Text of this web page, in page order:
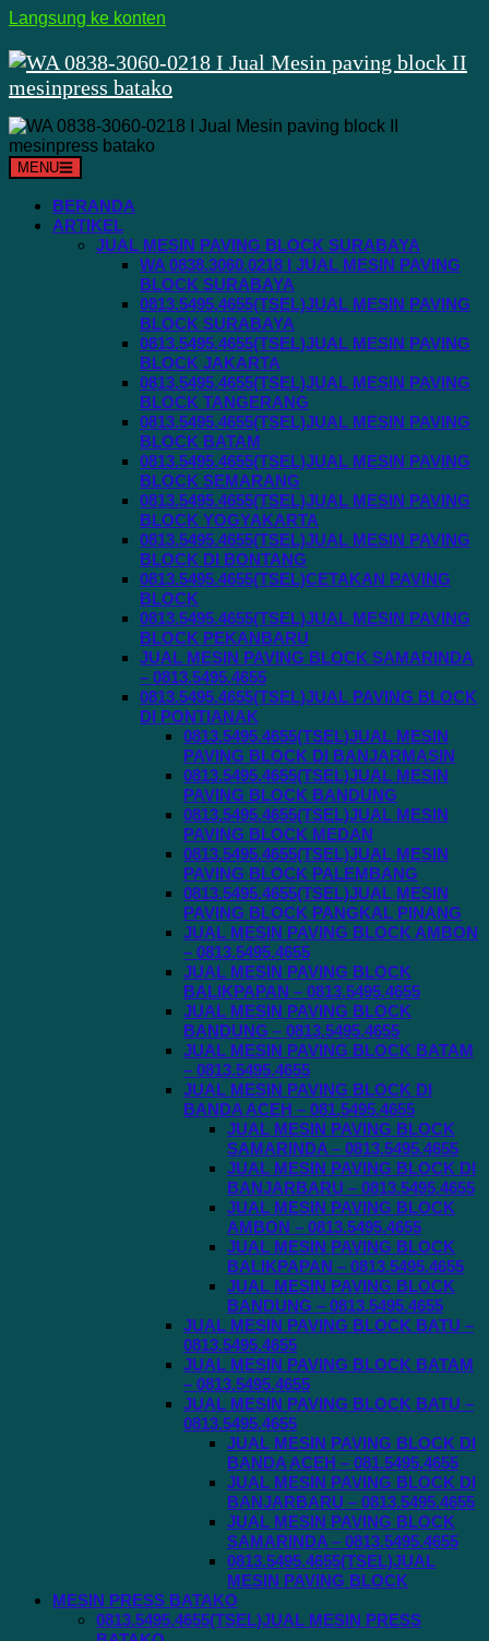
Langsung ke konten
MENU
BERANDA
ARTIKEL
JUAL MESIN PAVING BLOCK SURABAYA
WA 0838.3060.0218 I JUAL MESIN PAVING
BLOCK SURABAYA
0813.5495.4655(TSEL)JUAL MESIN PAVING
BLOCK SURABAYA
0813.5495.4655(TSEL)JUAL MESIN PAVING
BLOCK JAKARTA
0813.5495.4655(TSEL)JUAL MESIN PAVING
BLOCK TANGERANG
0813.5495.4655(TSEL)JUAL MESIN PAVING
BLOCK BATAM
0813.5495.4655(TSEL)JUAL MESIN PAVING
BLOCK SEMARANG
0813.5495.4655(TSEL)JUAL MESIN PAVING
BLOCK YOGYAKARTA
0813.5495.4655(TSEL)JUAL MESIN PAVING
BLOCK DI BONTANG
0813.5495.4655(TSEL)CETAKAN PAVING
BLOCK
0813.5495.4655(TSEL)JUAL MESIN PAVING
BLOCK PEKANBARU
JUAL MESIN PAVING BLOCK SAMARINDA
– 0813.5495.4655
0813.5495.4655(TSEL)JUAL PAVING BLOCK
DI PONTIANAK
0813.5495.4655(TSEL)JUAL MESIN
PAVING BLOCK DI BANJARMASIN
0813.5495.4655(TSEL)JUAL MESIN
PAVING BLOCK BANDUNG
0813.5495.4655(TSEL)JUAL MESIN
PAVING BLOCK MEDAN
0813.5495.4655(TSEL)JUAL MESIN
PAVING BLOCK PALEMBANG
0813.5495.4655(TSEL)JUAL MESIN
PAVING BLOCK PANGKAL PINANG
JUAL MESIN PAVING BLOCK AMBON
– 0813.5495.4655
JUAL MESIN PAVING BLOCK
BALIKPAPAN – 0813.5495.4655
JUAL MESIN PAVING BLOCK
BANDUNG – 0813.5495.4655
JUAL MESIN PAVING BLOCK BATAM
– 0813.5495.4655
JUAL MESIN PAVING BLOCK DI
BANDA ACEH – 081.5495.4655
JUAL MESIN PAVING BLOCK
SAMARINDA – 0813.5495.4655
JUAL MESIN PAVING BLOCK DI
BANJARBARU – 0813.5495.4655
JUAL MESIN PAVING BLOCK
AMBON – 0813.5495.4655
JUAL MESIN PAVING BLOCK
BALIKPAPAN – 0813.5495.4655
JUAL MESIN PAVING BLOCK
BANDUNG – 0813.5495.4655
JUAL MESIN PAVING BLOCK BATU –
0813.5495.4655
JUAL MESIN PAVING BLOCK BATAM
– 0813.5495.4655
JUAL MESIN PAVING BLOCK BATU –
0813.5495.4655
JUAL MESIN PAVING BLOCK DI
BANDA ACEH – 081.5495.4655
JUAL MESIN PAVING BLOCK DI
BANJARBARU – 0813.5495.4655
JUAL MESIN PAVING BLOCK
SAMARINDA – 0813.5495.4655
0813.5495.4655(TSEL)JUAL
MESIN PAVING BLOCK
MESIN PRESS BATAKO
0813.5495.4655(TSEL)JUAL MESIN PRESS